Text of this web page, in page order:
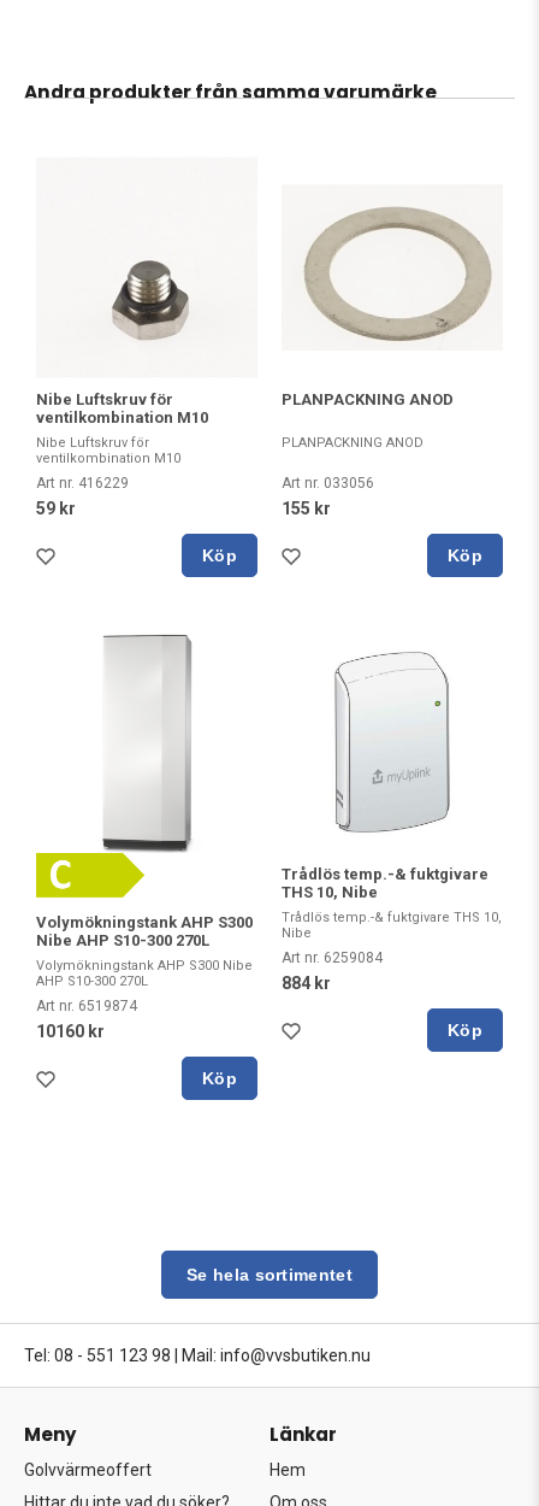
Andra produkter från samma varumärke
Nibe Luftskruv för
ventilkombination M10
Nibe Luftskruv för
ventilkombination M10
Art nr. 416229
59 kr
Köp
PLANPACKNING ANOD
PLANPACKNING ANOD
Art nr. 033056
155 kr
Köp
Volymökningstank AHP S300
Nibe AHP S10-300 270L
Volymökningstank AHP S300 Nibe
AHP S10-300 270L
Art nr. 6519874
10160 kr
Köp
Trådlös temp.-& fuktgivare
THS 10, Nibe
Trådlös temp.-& fuktgivare THS 10,
Nibe
Art nr. 6259084
884 kr
Köp
Se hela sortimentet
Tel: 08 - 551 123 98 Mail: info@vvsbutiken.nu
Meny
Golvvärmeoffert
Länkar
Hem